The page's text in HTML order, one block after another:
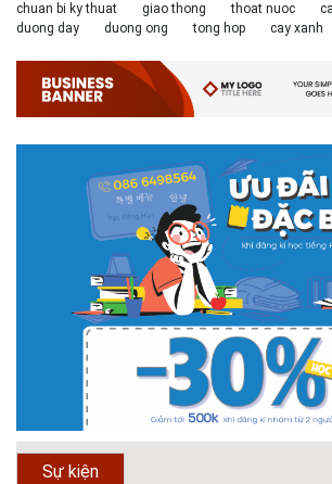
chuan bi ky thuat
giao thong thoat nuoc
duong day
duong ong tong hop cay xanh
Sự kiện
# 05.04.2025 | 17:16
Tuyển sinh 2025, Khoa kỹ thuật hạ tầng
- Đại học Kiến trúc...
Thông tin tuyển sinh đại học 2025 Khoa kỹ thuật
đô thị - Đại học Kiến trúc Hà Nội Tuyển sinh đại
gian đào tạo 4,5 năm
# 05.04.2020 | 20:30
GIAO LƯU TRỰC TUYẾN - TƯ VẤN
CHÍNH QUY ĐẠI HỌC KIẾN TRÚC NĂM...
Năm nay, kỳ thi THPT quốc gia dự kiến diễn ra
học Kiến trúc Hà Nội chúc các bạn học sinh cuối
QUÝ PHỤ HUYNH VÀ CÁC EM ĐÓN XEM GIAO
VẤN TUYỂN SINH ĐẠI H...